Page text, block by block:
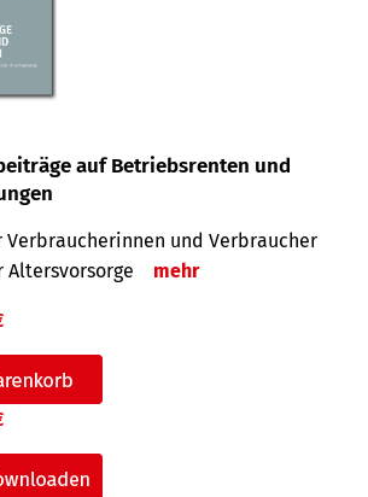
auf Betriebsrenten und
Verbraucherinnen und Verbraucher
mehr